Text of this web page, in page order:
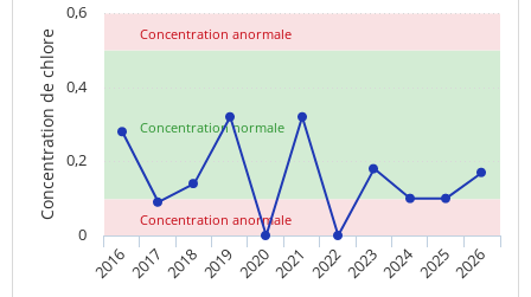
Concentration normale
Concentration anormale
Concentration anormale
Concentration de chlore
20162017 2018201920202021 20222023202420252026
0
0,2
0,4
0,6